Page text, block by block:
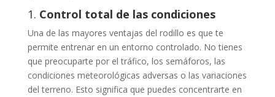
1. Control total de las condiciones
Una de las mayores ventajas del rodillo es que te
permite entrenar en un entorno controlado. No tienes
que preocuparte por el tráfico, los semáforos, las
condiciones meteorológicas adversas o las variaciones
del terreno. Esto significa que puedes concentrarte en